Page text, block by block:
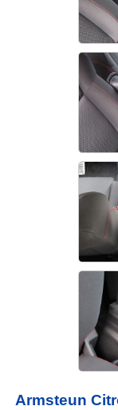
Armsteun